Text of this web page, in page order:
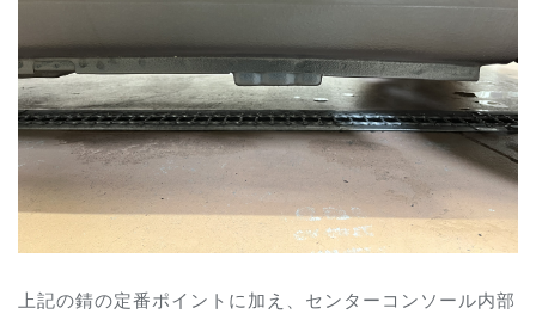
上記の錆の定番ポイントに加え、センターコンソール内部